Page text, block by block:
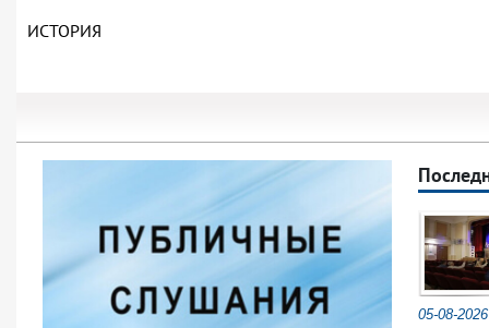
ИСТОРИЯ
05-08-2026